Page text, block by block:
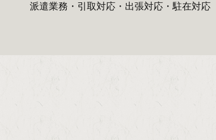
派遣業務・引取対応・出張対応・駐在対応